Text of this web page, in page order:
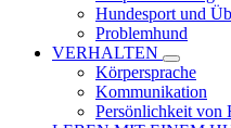
Hundesport und
Problemhund
VERHALTEN
Körpersprache
Kommunikation
Persönlichkeit von